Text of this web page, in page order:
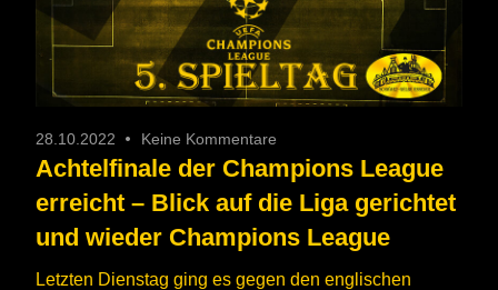
28.10.2022 Keine Kommentare
Achtelfinale der Champions League
erreicht – Blick auf die Liga gerichtet
und wieder Champions League
Letzten Dienstag ging es gegen den englischen